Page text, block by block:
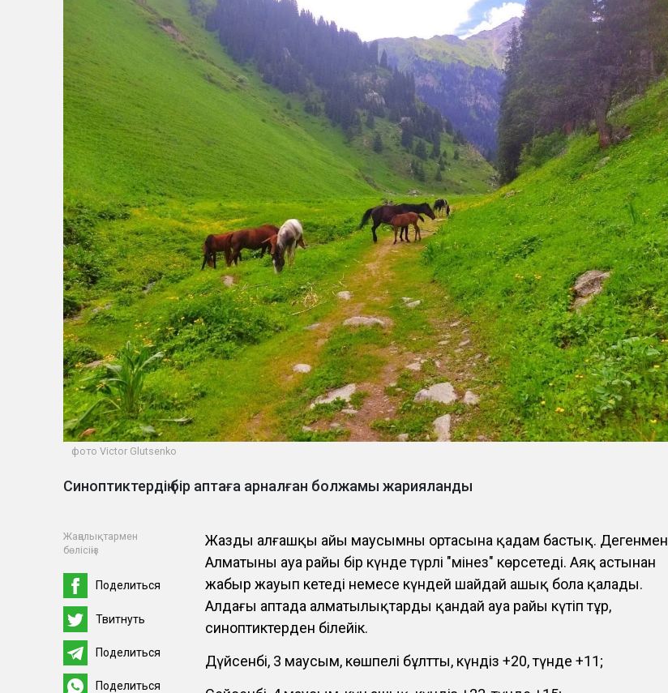
фото Victor Glutsenko
Синоптиктердің бір аптаға арналған болжамы жарияланды
Жаңалықтармен
бөлісіңіз
Поделиться
Твитнуть
Поделиться
Поделиться
Жаздың алғашқы айы маусымның ортасына қадам бастық. Дегенмен
Алматының ауа райы бір күнде түрлі "мінез" көрсетеді. Аяқ астынан
жаңбыр жауып кетеді немесе күндей шайдай ашық бола қалады.
Алдағы аптада алматылықтарды қандай ауа райы күтіп тұр,
синоптиктерден білейік.
Дүйсенбі, 3 маусым, көшпелі бұлтты, күндіз +20, түнде +11;